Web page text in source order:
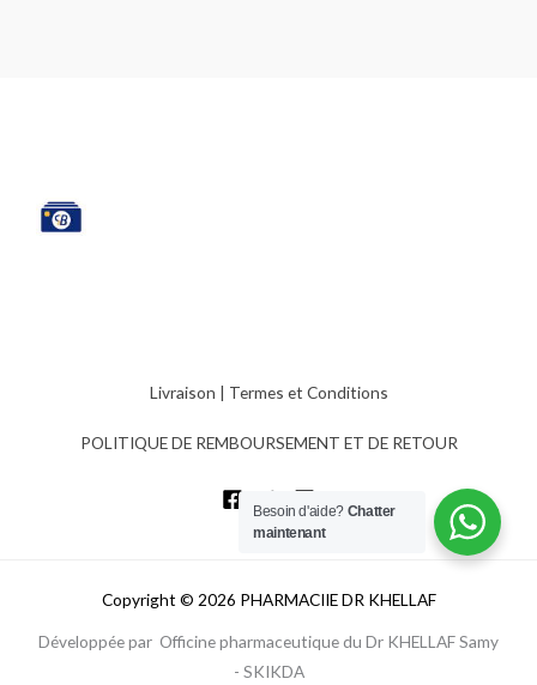
Livraison | Termes et Conditions
POLITIQUE DE REMBOURSEMENT ET DE RETOUR
Copyright © 2026 PHARMACIIE DR KHELLAF
Développée par Officine pharmaceutique du Dr KHELLAF Samy
- SKIKDA
Besoin d'aide? Chatter
maintenant